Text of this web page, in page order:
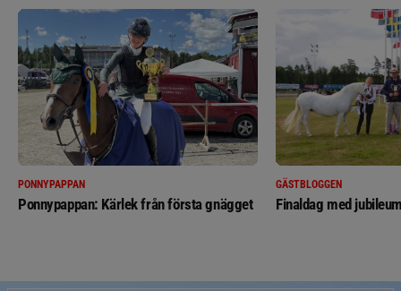
PONNYPAPPAN
Ponnypappan: Kärlek från första gnägget
GÄSTBLOGGEN
Finaldag med